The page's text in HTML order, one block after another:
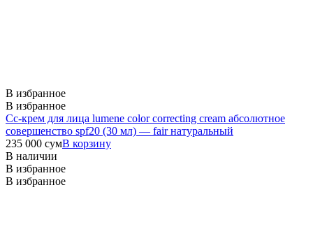
В избранное
В избранное
Cc-крем для лица lumene color correcting cream абсолютное
совершенство spf20 (30 мл) — fair натуральный
235 000 сумВ корзину
В наличии
В избранное
В избранное